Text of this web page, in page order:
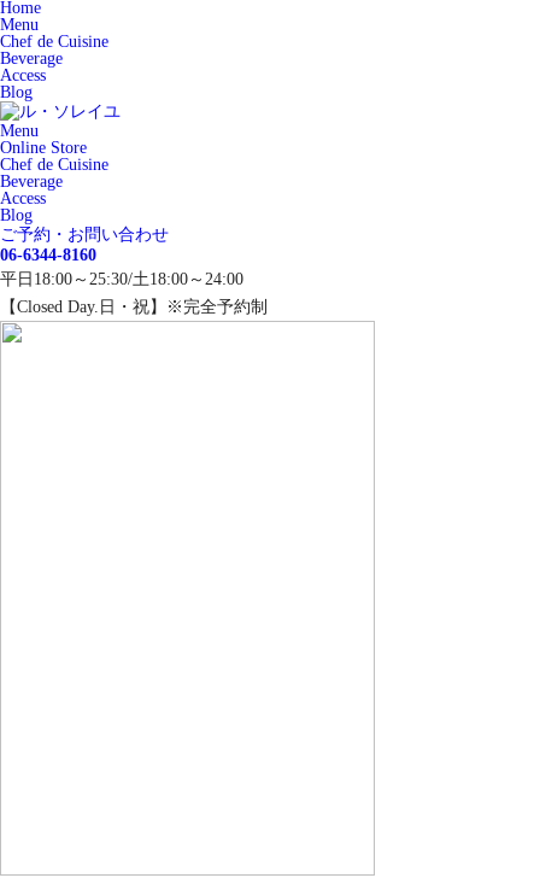
Home
Menu
Chef de Cuisine
Beverage
Access
Blog
Menu
Online Store
Chef de Cuisine
Beverage
Access
Blog
ご予約・お問い合わせ
06-6344-8160
平日18:00～25:30/土18:00～24:00
【Closed Day.日・祝】※完全予約制